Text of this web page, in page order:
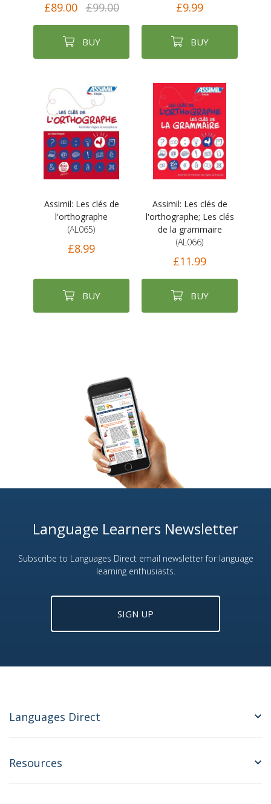
£89.00 £99.00
BUY
£9.99
BUY
Assimil: Les clés de
l'orthographe
(AL065)
£8.99
BUY
Assimil: Les clés de
l'orthographe; Les clés
de la grammaire
(AL066)
£11.99
BUY
Language Learners Newsletter
Subscribe to Languages Direct email newsletter for language
learning enthusiasts.
SIGN UP
Languages Direct
Resources